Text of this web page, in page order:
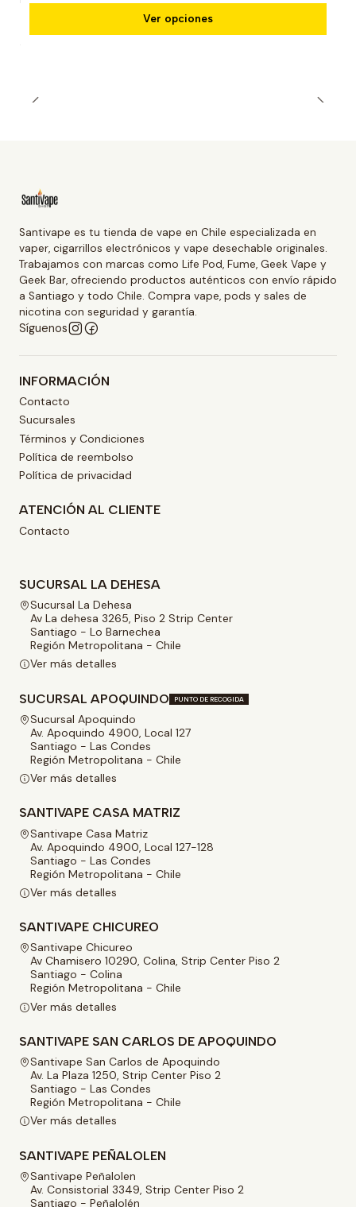
Ver opciones
Santivape es tu tienda de vape en Chile especializada en
vaper, cigarrillos electrónicos y vape desechable originales.
Trabajamos con marcas como Life Pod, Fume, Geek Vape y
Geek Bar, ofreciendo productos auténticos con envío rápido
a Santiago y todo Chile. Compra vape, pods y sales de
nicotina con seguridad y garantía.
Síguenos
INFORMACIÓN
Contacto
Sucursales
Términos y Condiciones
Política de reembolso
Política de privacidad
ATENCIÓN AL CLIENTE
Contacto
SUCURSAL LA DEHESA
Sucursal La Dehesa
Av La dehesa 3265, Piso 2 Strip Center
Santiago - Lo Barnechea
Región Metropolitana - Chile
Ver más detalles
SUCURSAL APOQUINDO PUNTO DE RECOGIDA
Sucursal Apoquindo
Av. Apoquindo 4900, Local 127
Santiago - Las Condes
Región Metropolitana - Chile
Ver más detalles
SANTIVAPE CASA MATRIZ
Santivape Casa Matriz
Av. Apoquindo 4900, Local 127-128
Santiago - Las Condes
Región Metropolitana - Chile
Ver más detalles
SANTIVAPE CHICUREO
Santivape Chicureo
Av Chamisero 10290, Colina, Strip Center Piso 2
Santiago - Colina
Región Metropolitana - Chile
Ver más detalles
SANTIVAPE SAN CARLOS DE APOQUINDO
Santivape San Carlos de Apoquindo
Av. La Plaza 1250, Strip Center Piso 2
Santiago - Las Condes
Región Metropolitana - Chile
Ver más detalles
SANTIVAPE PEÑALOLEN
Santivape Peñalolen
Av. Consistorial 3349, Strip Center Piso 2
Santiago - Peñalolén